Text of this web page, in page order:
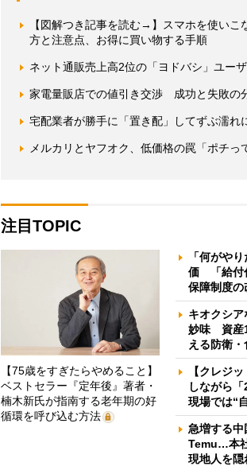
【図解つき記事を読む→】スマホを使い
方と注意点、お得に買い物する手順
ネット通販売上高2位の「ヨドバシ」ユー
家電量販店での値引き交渉 成功と失敗の
宅配業者が勝手に「置き配」してずぶ濡
メルカリとヤフオク、低価格の罠「ポチっ
注目TOPIC
【75歳をすぎたらやめること】
ベストセラー『定年後』著者・
楠木新氏が指南する老年期の好
循環を呼び込む方法
「何がや
価 「給付
保障制度の
キオクシ
妙味 資産
える防衛
【クレジ
しながら
現場では“
急増する
Temu…本
現地人を隠